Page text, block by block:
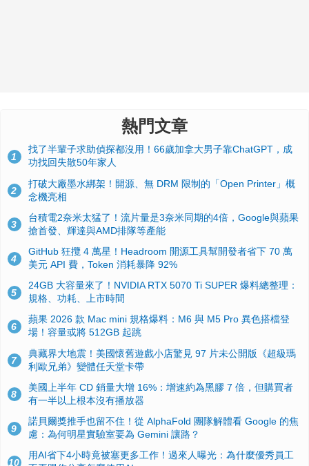
熱門文章
1
找了半輩子求助偵探都沒用！66歲加拿大男子靠ChatGPT，成
功找回失散50年家人
2
打破大廠墨水綁架！開源、無 DRM 限制的「Open Printer」概
念機亮相
3
台積電2奈米太猛了！流片量是3奈米同期的4倍，Google與蘋果
搶首發、輝達與AMD排隊等產能
4
GitHub 狂攬 4 萬星！Headroom 開源工具幫開發者省下 70 萬
美元 API 費，Token 消耗暴降 92%
5
24GB 大容量來了！NVIDIA RTX 5070 Ti SUPER 爆料總整理：
規格、功耗、上市時間
6
蘋果 2026 款 Mac mini 規格爆料：M6 與 M5 Pro 異色搭檔登
場！容量或將 512GB 起跳
7
典藏界大地震！美國懷舊遊戲小店驚見 97 片未公開版《超級瑪
利歐兄弟》變體任天堂卡帶
8
美國上半年 CD 銷量大增 16%：增速約為黑膠 7 倍，但購買者
有一半以上根本沒有播放器
9
諾貝爾獎推手也留不住！從 AlphaFold 團隊解體看 Google 的焦
慮：為何明星實驗室要為 Gemini 讓路？
10
用AI省下4小時竟被塞更多工作！過來人曝光：為什麼優秀員工